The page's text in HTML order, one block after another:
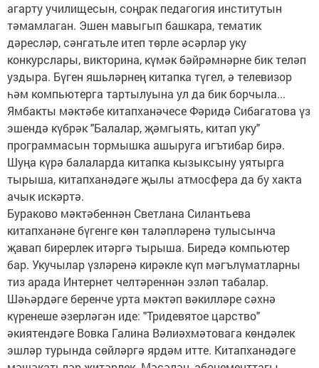
агарту училищесын, соңрак педагогия институтын
тәмамлаган. Эшен мавыгып башкара, тематик
дәресләр, сәнгатьле итеп төрле әсәрләр уку
конкурслары, викторина, күмәк бәйрәмнәрне бик теләп
уздыра. Бүген яшьләрнең китапка түгел, ә телевизор
һәм компьютерга тартылуына ул да бик борчыла...
Ямбакты мәктәбе китапханәчесе Фәридә Сибагатова үз
эшендә күбрәк "Балалар, җәмгыять, китап уку"
программасын тормышка ашыруга игътибар бирә.
Шуңа күрә балаларда китапка кызыксыну уятырга
тырыша, китапханәдәге җылы атмосфера да бу хакта
ачык искәртә.
Бураково мәктәбеннән Светлана Силантьева
китапханәне бүгенге көн таләпләренә тулысынча
җавап бирерлек итәргә тырыша. Биредә компьютер
бар. Укучылар үзләренә кирәкле күп мәгълүматларны
тиз арада Интернет челтәреннән эзләп табалар.
Шәһәрдәге беренче урта мәктәп вәкилләре сәхнә
күренеше әзерләгән иде: "Тридевятое царство"
әкиятендәге Вовка Галина Вәлиәхмәтовага көндәлек
эшләр турында сөйләргә ярдәм итте. Китапханәдәге